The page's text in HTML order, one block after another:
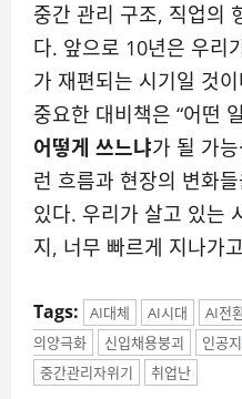
중간 관리 구조, 직업의
다. 앞으로 10년은 우리
가 재편되는 시기일 것
중요한 대비책은 “어떤
어떻게 쓰느냐가 될 가
런 흐름과 현장의 변화
있다. 우리가 살고 있는
지, 너무 빠르게 지나가
Tags: AI대체 AI시대 AI전
의양극화
신입채용붕괴 인공
중간관리자위기
취업난